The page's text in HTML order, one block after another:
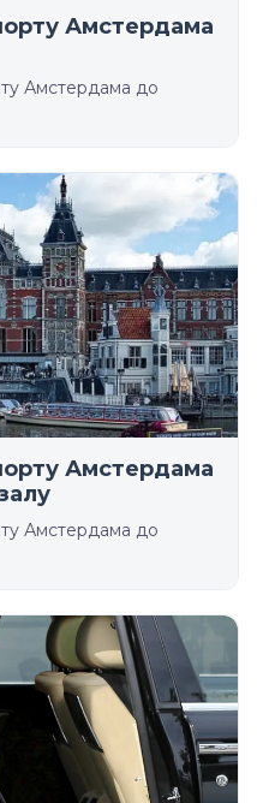
Амстердама
Амстердама до
Амстердама
Амстердама до